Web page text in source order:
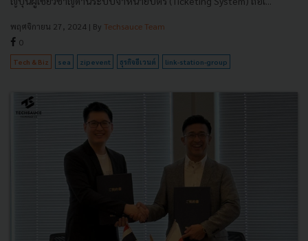
พฤศจิกายน 27, 2024 | By Techsauce Team
0
Tech & Biz sea zipevent ธุรกิจอีเวนต์ link-station-group